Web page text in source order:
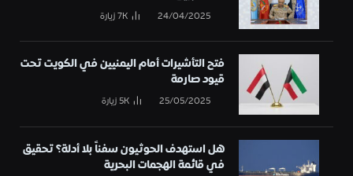
24/04/2025
7Kزيارة
فتح التأشيرات أمام اليمنيين في الكويت تحت
قيود صارمة
25/05/2025
5Kزيارة
هل استهدف الحوثيون سفناً بلا أدلة؟ تحقيق
في قائمة الهجمات البحرية